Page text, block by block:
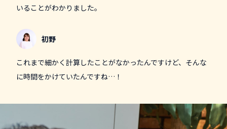
いることがわかりました。
初野
これまで細かく計算したことがなかったんですけど、そんな
に時間をかけていたんですね…！